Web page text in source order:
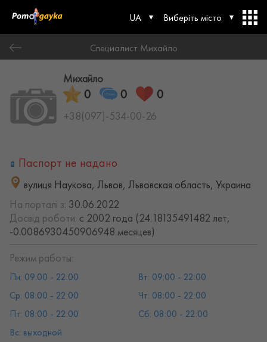
UA Виберіть місто
Специалист Михайло
Михайло
0 0 0
+38(097)-534-00-26
Паспорт не надано
вулиця Наукова, Львов, Львовская область, Украина
На порталі з: 30.06.2022
Досвід роботи: с 2002 года (24.18135491482 лет,
-0.0086930450906948 месяцев)
Режим работы:
Пн: 09:00 - 22:00
Вт: 09:00 - 22:00
Ср: 08:00 - 22:00
Чт: 08:00 - 22:00
Пт: 08:00 - 22:00
Сб: 08:00 - 22:00
Вс: выходной